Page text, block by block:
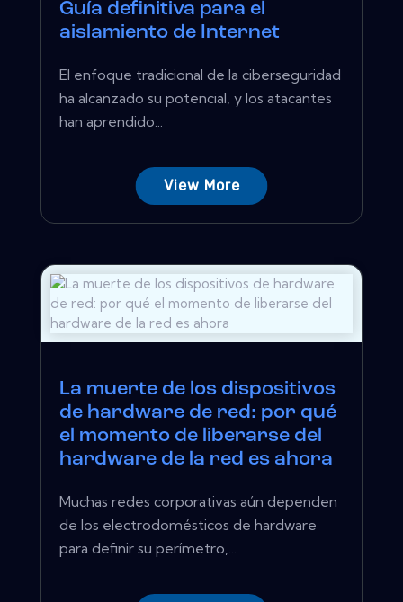
Guía definitiva para el
aislamiento de Internet
El enfoque tradicional de la ciberseguridad
ha alcanzado su potencial, y los atacantes
han aprendido...
View More
La muerte de los dispositivos
de hardware de red: por qué
el momento de liberarse del
hardware de la red es ahora
Muchas redes corporativas aún dependen
de los electrodomésticos de hardware
para definir su perímetro,...